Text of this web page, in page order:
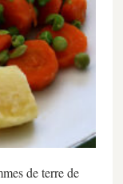
de terre de